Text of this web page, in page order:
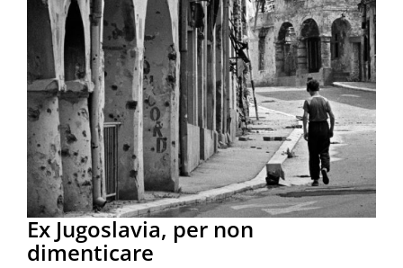
Ex Jugoslavia, per non
dimenticare